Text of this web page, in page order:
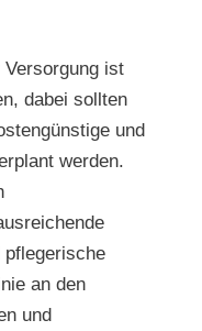
ist
dabei sollten
und
werden.
pflegerische
an den
und